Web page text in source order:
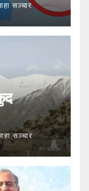
सञ्चार
सञ्चार